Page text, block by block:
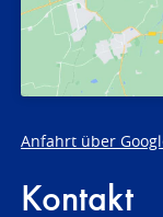
Anfahrt über
Kontakt